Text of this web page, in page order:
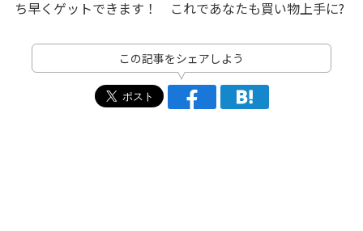
ち早くゲットできます！ これであなたも買い物上手に?
この記事をシェアしよう